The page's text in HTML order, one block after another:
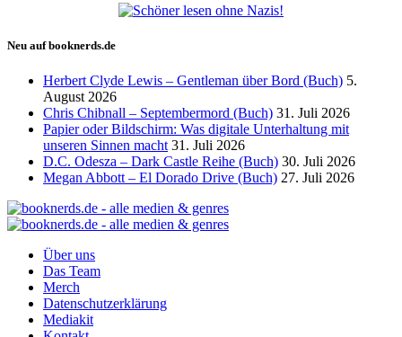
Neu auf booknerds.de
Herbert Clyde Lewis – Gentleman über Bord (Buch) 5.
August 2026
Chris Chibnall – Septembermord (Buch) 31. Juli 2026
Papier oder Bildschirm: Was digitale Unterhaltung mit
unseren Sinnen macht 31. Juli 2026
D.C. Odesza – Dark Castle Reihe (Buch) 30. Juli 2026
Megan Abbott – El Dorado Drive (Buch) 27. Juli 2026
Über uns
Das Team
Merch
Datenschutzerklärung
Mediakit